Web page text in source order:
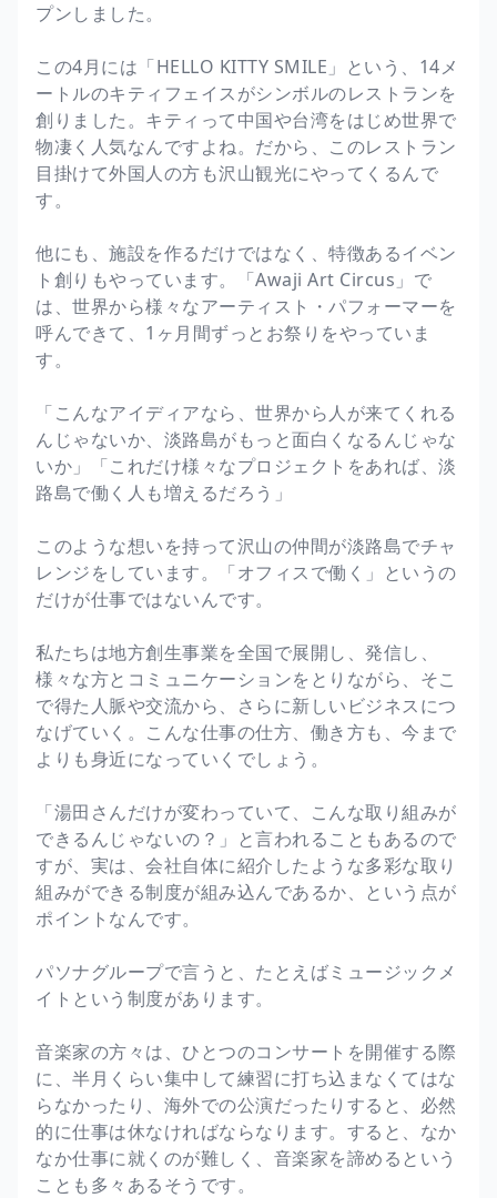
プンしました。
この4月には「HELLO KITTY SMILE」という、14メ
ートルのキティフェイスがシンボルのレストランを
創りました。キティって中国や台湾をはじめ世界で
物凄く人気なんですよね。だから、このレストラン
目掛けて外国人の方も沢山観光にやってくるんで
す。
他にも、施設を作るだけではなく、特徴あるイベン
ト創りもやっています。「Awaji Art Circus」で
は、世界から様々なアーティスト・パフォーマーを
呼んできて、1ヶ月間ずっとお祭りをやっていま
す。
「こんなアイディアなら、世界から人が来てくれる
んじゃないか、淡路島がもっと面白くなるんじゃな
いか」「これだけ様々なプロジェクトをあれば、淡
路島で働く人も増えるだろう」
このような想いを持って沢山の仲間が淡路島でチャ
レンジをしています。「オフィスで働く」というの
だけが仕事ではないんです。
私たちは地方創生事業を全国で展開し、発信し、
様々な方とコミュニケーションをとりながら、そこ
で得た人脈や交流から、さらに新しいビジネスにつ
なげていく。こんな仕事の仕方、働き方も、今まで
よりも身近になっていくでしょう。
「湯田さんだけが変わっていて、こんな取り組みが
できるんじゃないの？」と言われることもあるので
すが、実は、会社自体に紹介したような多彩な取り
組みができる制度が組み込んであるか、という点が
ポイントなんです。
パソナグループで言うと、たとえばミュージックメ
イトという制度があります。
音楽家の方々は、ひとつのコンサートを開催する際
に、半月くらい集中して練習に打ち込まなくてはな
らなかったり、海外での公演だったりすると、必然
的に仕事は休なければならなります。すると、なか
なか仕事に就くのが難しく、音楽家を諦めるという
ことも多々あるそうです。